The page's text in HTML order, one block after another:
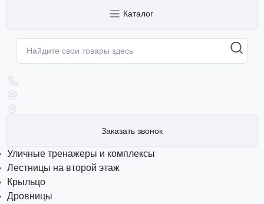
Каталог
Заказать звонок
Уличные тренажеры и комплексы
Лестницы на второй этаж
Крыльцо
Дровницы